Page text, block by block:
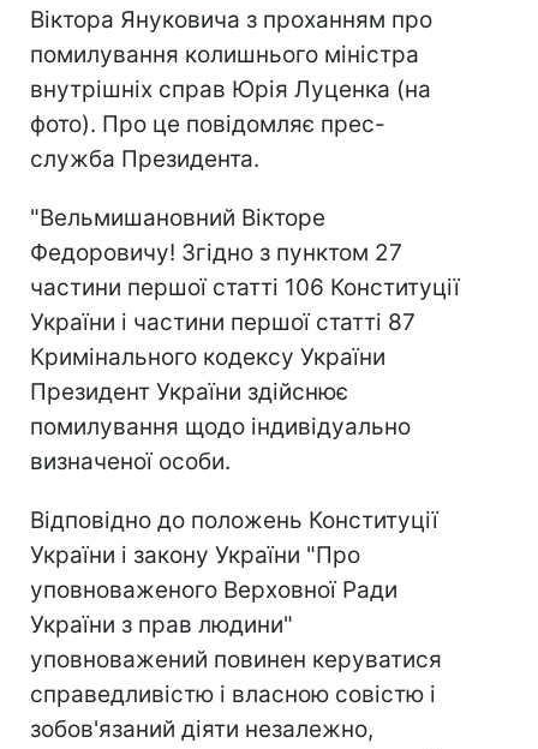
Віктора Януковича з проханням про
помилування колишнього міністра
внутрішніх справ Юрія Луценка (на
фото). Про це повідомляє прес-
служба Президента.
"Вельмишановний Вікторе
Федоровичу! Згідно з пунктом 27
частини першої статті 106 Конституції
України і частини першої статті 87
Кримінального кодексу України
Президент України здійснює
помилування щодо індивідуально
визначеної особи.
Відповідно до положень Конституції
України і закону України "Про
уповноваженого Верховної Ради
України з прав людини"
уповноважений повинен керуватися
справедливістю і власною совістю і
зобов'язаний діяти незалежно,